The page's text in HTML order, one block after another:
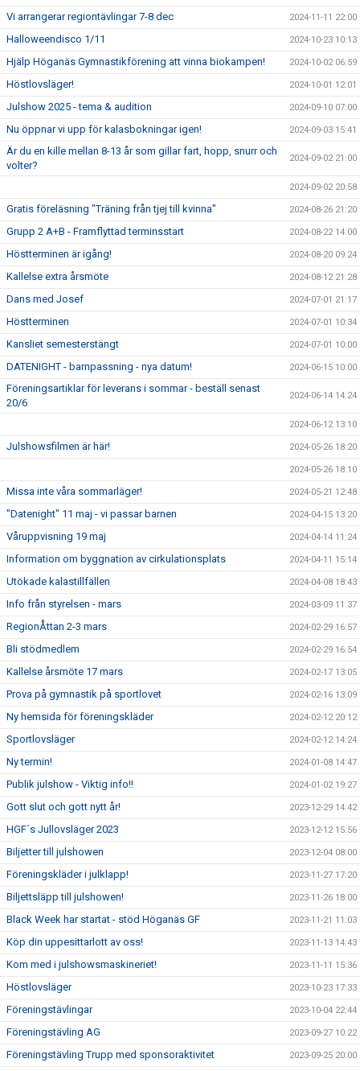
Vi arrangerar regiontävlingar 7-8 dec 2024-11-11 22:00
Halloweendisco 1/11 2024-10-23 10:13
Hjälp Höganäs Gymnastikförening att vinna biokampen! 2024-10-02 06:59
Höstlovsläger! 2024-10-01 12:01
Julshow 2025 - tema & audition 2024-09-10 07:00
Nu öppnar vi upp för kalasbokningar igen! 2024-09-03 15:41
Är du en kille mellan 8-13 år som gillar fart, hopp, snurr och
volter?
2024-09-02 21:00
2024-09-02 20:58
Gratis föreläsning "Träning från tjej till kvinna" 2024-08-26 21:20
Grupp 2 A+B - Framflyttad terminsstart 2024-08-22 14:00
Höstterminen är igång! 2024-08-20 09:24
Kallelse extra årsmöte 2024-08-12 21:28
Dans med Josef 2024-07-01 21:17
Höstterminen 2024-07-01 10:34
Kansliet semesterstängt 2024-07-01 10:00
DATENIGHT - barnpassning - nya datum! 2024-06-15 10:00
Föreningsartiklar för leverans i sommar - beställ senast
20/6
2024-06-14 14:24
2024-06-12 13:10
Julshowsfilmen är här! 2024-05-26 18:20
2024-05-26 18:10
Missa inte våra sommarläger! 2024-05-21 12:48
"Datenight" 11 maj - vi passar barnen 2024-04-15 13:20
Våruppvisning 19 maj 2024-04-14 11:24
Information om byggnation av cirkulationsplats 2024-04-11 15:14
Utökade kalastillfällen 2024-04-08 18:43
Info från styrelsen - mars 2024-03-09 11:37
RegionÅttan 2-3 mars 2024-02-29 16:57
Bli stödmedlem 2024-02-29 16:54
Kallelse årsmöte 17 mars 2024-02-17 13:05
Prova på gymnastik på sportlovet 2024-02-16 13:09
Ny hemsida för föreningskläder 2024-02-12 20:12
Sportlovsläger 2024-02-12 14:24
Ny termin! 2024-01-08 14:47
Publik julshow - Viktig info!! 2024-01-02 19:27
Gott slut och gott nytt år! 2023-12-29 14:42
HGF´s Jullovsläger 2023 2023-12-12 15:56
Biljetter till julshowen 2023-12-04 08:00
Föreningskläder i julklapp! 2023-11-27 17:20
Biljettsläpp till julshowen! 2023-11-26 18:00
Black Week har startat - stöd Höganäs GF 2023-11-21 11:03
Köp din uppesittarlott av oss! 2023-11-13 14:43
Kom med i julshowsmaskineriet! 2023-11-11 15:36
Höstlovsläger 2023-10-23 17:33
Föreningstävlingar 2023-10-04 22:44
Föreningstävling AG 2023-09-27 10:22
Föreningstävling Trupp med sponsoraktivitet 2023-09-25 20:00